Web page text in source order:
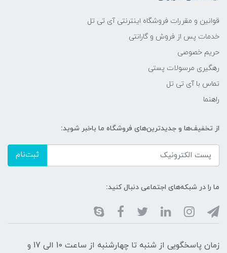
قوانین و مقررات فروشگاه اینترنتی آی تی تل
خدمات پس از فروش و گارانتی
حریم خصوصی
رهگیری مرسولات پستی
تماس با آی تی تل
راهنما
از تخفیف‌ها و جدیدترین‌های فروشگاه ما باخبر شوید:
ثبت‌نام
ما را در شبکه‌های اجتماعی دنبال کنید:
زمان پاسخگویی از شنبه تا چهارشنبه از ساعت 10 الی 17 و